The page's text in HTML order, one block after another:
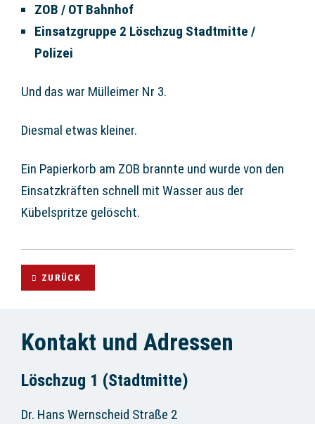
ZOB / OT Bahnhof
Einsatzgruppe 2 Löschzug Stadtmitte /
Polizei
Und das war Mülleimer Nr 3.
Diesmal etwas kleiner.
Ein Papierkorb am ZOB brannte und wurde von den
Einsatzkräften schnell mit Wasser aus der
Kübelspritze gelöscht.
ZURÜCK
Kontakt und Adressen
Löschzug 1 (Stadtmitte)
Dr. Hans Wernscheid Straße 2